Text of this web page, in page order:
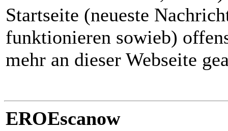
Startseite (neueste
funktionieren sowieb)
mehr an dieser Webseite
EROEscanow